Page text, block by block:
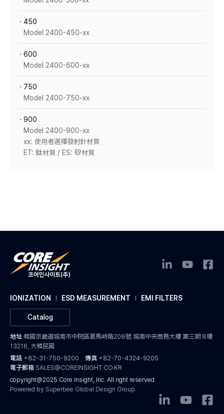
ㆍ450
Model 2400-450-xx
ㆍ600
Model 2400-600-xx
ㆍ750
Model 2400-750-xx
ㆍ900
Model 2400-900-xx
xx: 使用者選擇發射針材質
ET: 鈦材質 / ES: 矽材質
IONIZATION ESD MEASUREMENT EMI FILTERS
Catalog
地址 韓國京畿道城南市中院區葛馬峙路208號 城南中央商務大樓 第三期 8樓
13216, 大韓民國
電話 +82-31-750-9200 傳真 +82-70-4324-9205
電子郵箱 SALES@COREINSIGHT.CO.KR
copyright@2025 Core Insight, Inc. All right reserved.
Powered by Superbee Global Design Group.